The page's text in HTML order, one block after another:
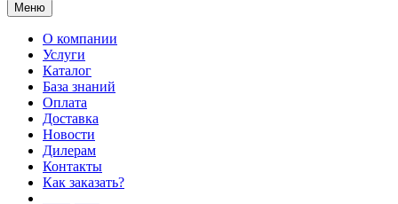
Меню
О компании
Услуги
Каталог
База знаний
Оплата
Доставка
Новости
Дилерам
Контакты
Как заказать?